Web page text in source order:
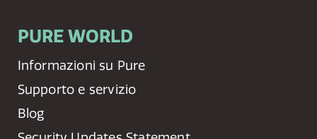
PURE WORLD
Informazioni su Pure
Supporto e servizio
Blog